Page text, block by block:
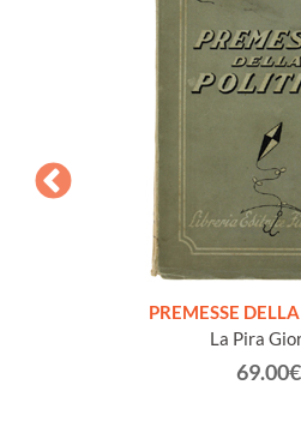
PREMESSE
La Pira
69.00€